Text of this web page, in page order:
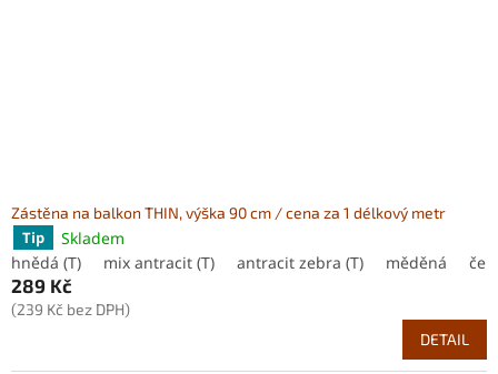
Zástěna na balkon THIN, výška 90 cm / cena za 1 délkový metr
Tip
Skladem
hnědá (T)
mix antracit (T) antracit zebra (T) měděná
289 Kč
(239 Kč bez DPH)
DETAIL